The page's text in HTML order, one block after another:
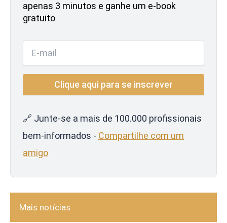
apenas 3 minutos e ganhe um e-book
gratuito
🔗 Junte-se a mais de 100.000 profissionais
bem-informados - Compartilhe com um
amigo
Mais notícias